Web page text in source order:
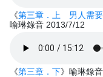
《第三章．上 男人需
喻琳錄音 2013/7/12
《第三章．下》喻琳錄